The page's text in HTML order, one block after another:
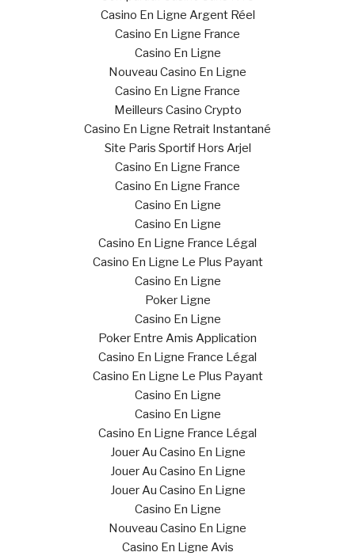
Casino En Ligne Argent Réel
Casino En Ligne France
Casino En Ligne
Nouveau Casino En Ligne
Casino En Ligne France
Meilleurs Casino Crypto
Casino En Ligne Retrait Instantané
Site Paris Sportif Hors Arjel
Casino En Ligne France
Casino En Ligne France
Casino En Ligne
Casino En Ligne
Casino En Ligne France Légal
Casino En Ligne Le Plus Payant
Casino En Ligne
Poker Ligne
Casino En Ligne
Poker Entre Amis Application
Casino En Ligne France Légal
Casino En Ligne Le Plus Payant
Casino En Ligne
Casino En Ligne
Casino En Ligne France Légal
Jouer Au Casino En Ligne
Jouer Au Casino En Ligne
Jouer Au Casino En Ligne
Casino En Ligne
Nouveau Casino En Ligne
Casino En Ligne Avis